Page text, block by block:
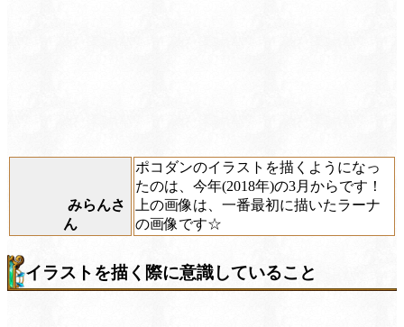
みらんさ
ん
ポコダンのイラストを描くようになっ
たのは、今年(2018年)の3月からです！
上の画像は、一番最初に描いたラーナ
の画像です☆
イラストを描く際に意識していること